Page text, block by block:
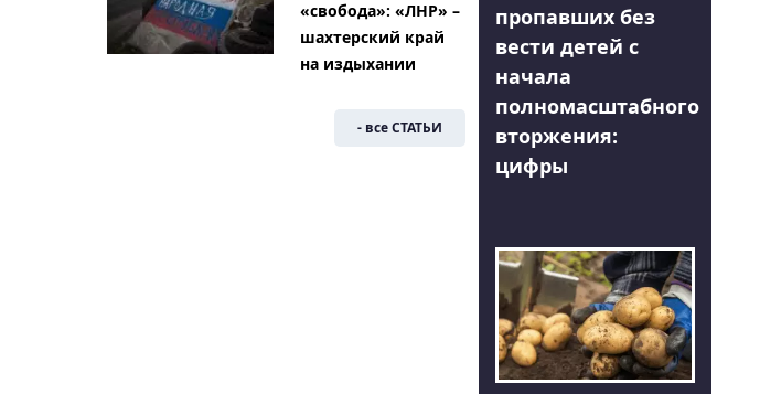
«свобода»: «ЛНР» –
шахтерский край
на издыхании
- все СТАТЬИ
пропавших без
вести детей с
начала
полномасштабного
вторжения:
цифры